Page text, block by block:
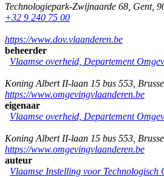
Technologiepark-Zwijnaarde 68 Gent,
+32 9 240 75 00
https://www.dov.vlaanderen.be
beheerder
Vlaamse overheid, Departement
Koning Albert II-laan 15 bus 553
https://www.omgevingvlaanderen.be
eigenaar
Vlaamse overheid, Departement
Koning Albert II-laan 15 bus 553
https://www.omgevingvlaanderen.be
auteur
Vlaamse Instelling voor Technologisch